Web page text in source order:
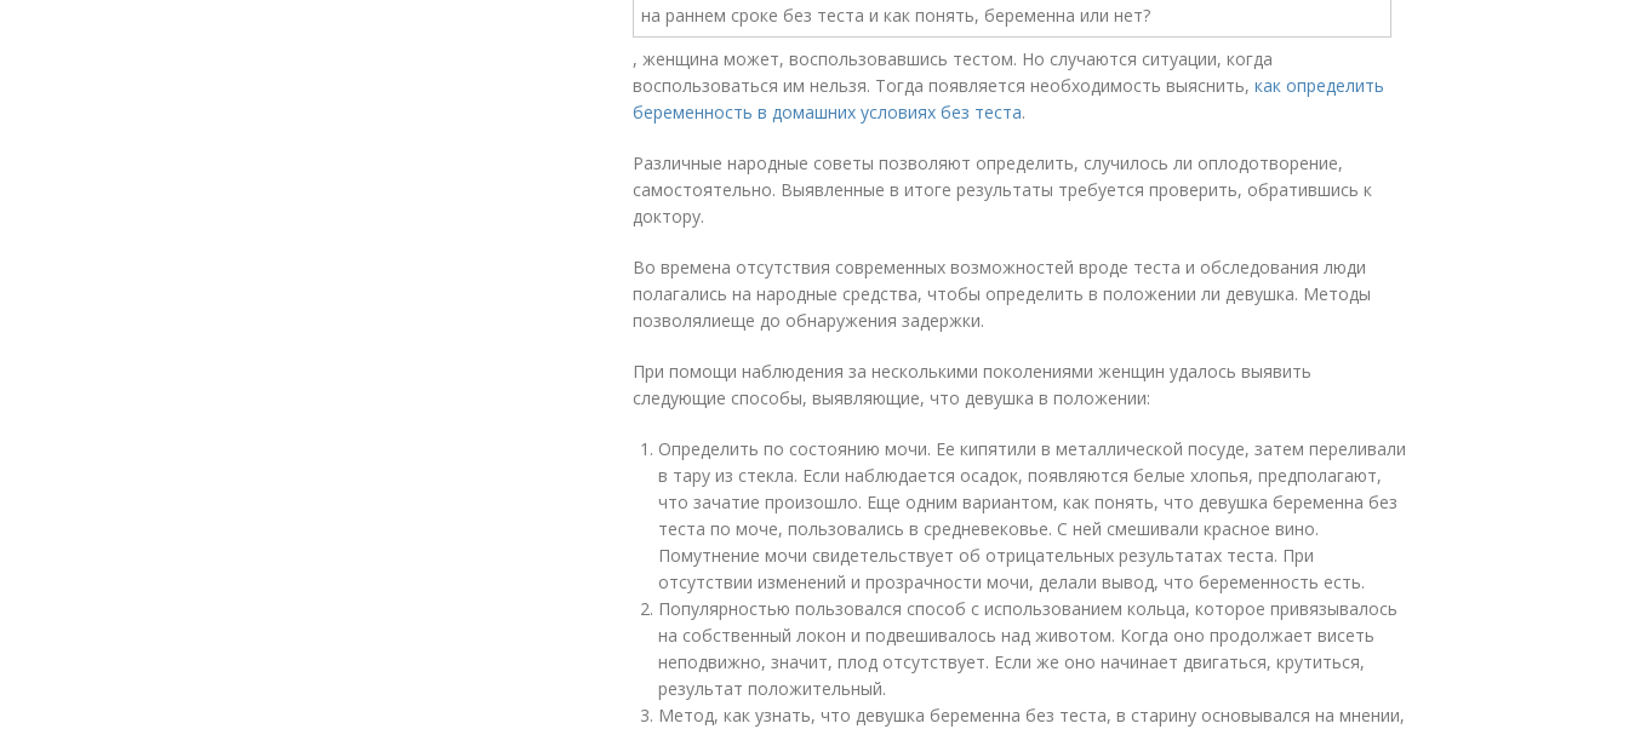
, женщина может, воспользовавшись тестом. Но случаются ситуации, когда
воспользоваться им нельзя. Тогда появляется необходимость выяснить, как определить
беременность в домашних условиях без теста.
Различные народные советы позволяют определить, случилось ли оплодотворение,
самостоятельно. Выявленные в итоге результаты требуется проверить, обратившись к
доктору.
Во времена отсутствия современных возможностей вроде теста и обследования люди
полагались на народные средства, чтобы определить в положении ли девушка. Методы
позволялиеще до обнаружения задержки.
При помощи наблюдения за несколькими поколениями женщин удалось выявить
следующие способы, выявляющие, что девушка в положении:
Определить по состоянию мочи. Ее кипятили в металлической посуде, затем переливали
в тару из стекла. Если наблюдается осадок, появляются белые хлопья, предполагают,
что зачатие произошло. Еще одним вариантом, как понять, что девушка беременна без
теста по моче, пользовались в средневековье. С ней смешивали красное вино.
Помутнение мочи свидетельствует об отрицательных результатах теста. При
отсутствии изменений и прозрачности мочи, делали вывод, что беременность есть.
Популярностью пользовался способ с использованием кольца, которое привязывалось
на собственный локон и подвешивалось над животом. Когда оно продолжает висеть
неподвижно, значит, плод отсутствует. Если же оно начинает двигаться, крутиться,
результат положительный.
Метод, как узнать, что девушка беременна без теста, в старину основывался на мнении,